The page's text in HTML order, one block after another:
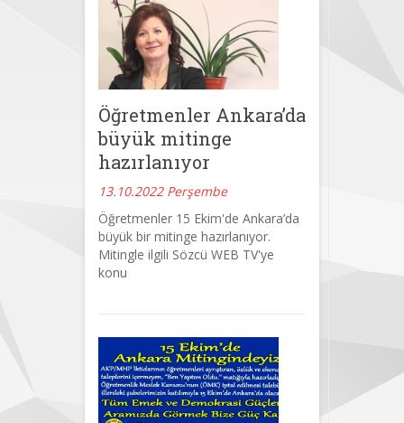
Öğretmenler Ankara’da
büyük mitinge
hazırlanıyor
13.10.2022 Perşembe
Öğretmenler 15 Ekim'de Ankara’da
büyük bir mitinge hazırlanıyor.
Mitingle ilgili Sözcü WEB TV'ye
konu